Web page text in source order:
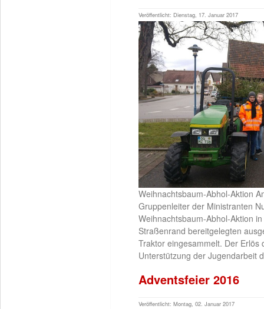
Veröffentlicht: Dienstag, 17. Januar 2017
Weihnachtsbaum-Abhol-Aktion
Gruppenleiter der Ministranten
Weihnachtsbaum-Abhol-Aktion
Straßenrand bereitgelegten
Traktor eingesammelt. Der
Unterstützung der
Adventsfeier 2016
Veröffentlicht: Montag, 02. Januar 2017